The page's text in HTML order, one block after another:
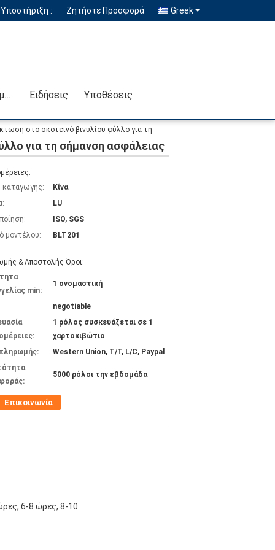
: Ζητήστε Προσφορά Greek
Επικοινωνήστε μαζί μας Ειδήσεις Υποθέσεις
στο σκοτεινό βινυλίου φύλλο για τη
για τη σήμανση ασφάλειας
καταγωγής:
Κίνα
LU
ISO, SGS
μοντέλου:
BLT201
& Αποστολής Όροι:
min:
1 ονομαστική
negotiable
1 ρόλος συσκευάζεται σε 1
χαρτοκιβώτιο
Western Union, T/T, L/C, Paypal
5000 ρόλοι την εβδομάδα
Επικοινωνία
6-8 ώρες, 8-10